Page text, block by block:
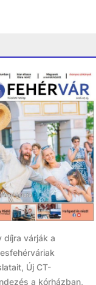
díjra várják a
Új CT-
a kórházban,